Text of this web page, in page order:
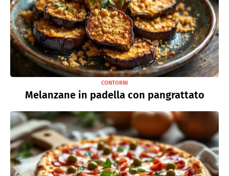
CONTORNI
Melanzane in padella con pangrattato